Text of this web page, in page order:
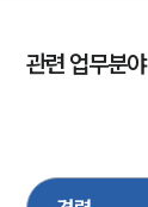
관련 업무분야